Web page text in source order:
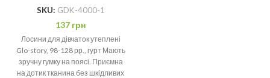
SKU: GDK-4000-1
137 грн
Лосини для дівчаток утеплені
Glo-story, 98-128 рр., гурт Мають
зручну гумку на поясі. Приємна
на дотик тканина без шкідливих